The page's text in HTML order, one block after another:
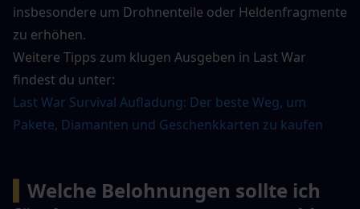
insbesondere um Drohnenteile oder Heldenfragmente
zu erhöhen.
Weitere Tipps zum klugen Ausgeben in Last War
findest du unter:
Last War Survival Aufladung: Der beste Weg, um
Pakete, Diamanten und Geschenkkarten zu kaufen
Welche Belohnungen sollte ich